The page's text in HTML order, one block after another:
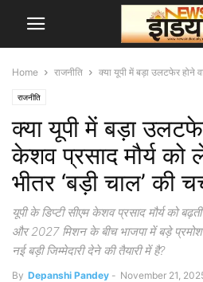
Home राजनीति क्या यूपी में बड़ा उलटफेर होने
राजनीति
क्या यूपी में बड़ा
केशव प्रसाद मौर्य को
भीतर ‘बड़ी चाल’ की
यूपी के डिप्टी सीएम केशव प्रसाद मौर्य को
और 2027 मिशन के बीच भाजपा में बड़े
नई बड़ी जिम्मेदारी देने की तैयारी में है?
By Depanshi Pandey - November 21,